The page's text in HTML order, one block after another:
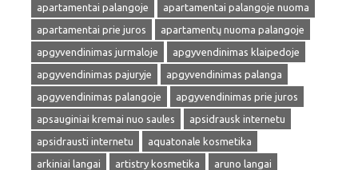
apartamentai palangoje
apartamentai palangoje nuoma
apartamentai prie juros
apartamentų nuoma palangoje
apgyvendinimas jurmaloje
apgyvendinimas klaipedoje
apgyvendinimas pajuryje
apgyvendinimas palanga
apgyvendinimas palangoje
apgyvendinimas prie juros
apsauginiai kremai nuo saules
apsidrausk internetu
apsidrausti internetu
aquatonale kosmetika
arkiniai langai
artistry kosmetika
aruno langai